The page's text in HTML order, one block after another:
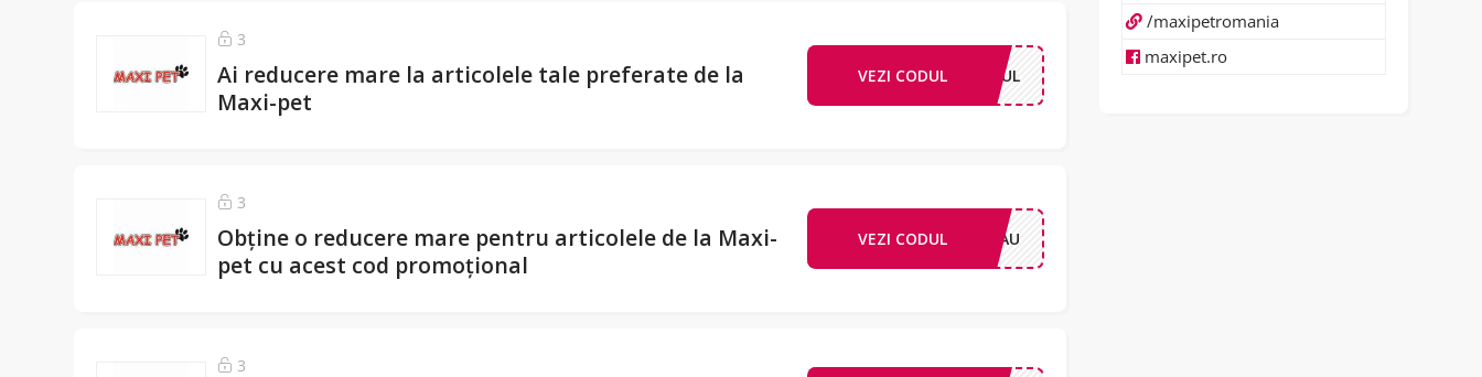
3
Ai reducere mare la articolele tale preferate de la
Maxi-pet
VEZI CODUL LIV13IUL
3
Obține o reducere mare pentru articolele de la Maxi-
pet cu acest cod promoțional
VEZI CODUL 20MIAU
3
/maxipetromania
maxipet.ro